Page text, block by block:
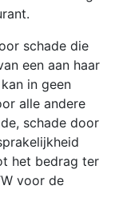
schade die
een aan haar
in geen
alle andere
schade door
het bedrag ter
voor de